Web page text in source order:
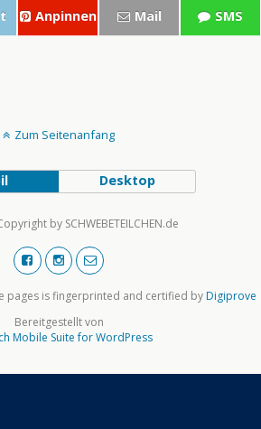
Anpinnen Mail SMS
Zum Seitenanfang
Desktop
by SCHWEBETEILCHEN.de
pages is fingerprinted and certified byDigiprove
Bereitgestellt von
Mobile Suite for WordPress